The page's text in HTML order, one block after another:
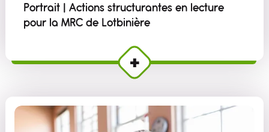
Portrait | Actions structurantes en lecture
pour la MRC de Lotbinière